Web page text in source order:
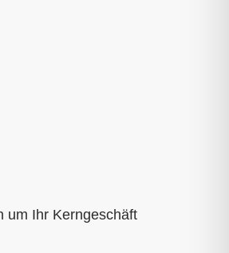
um Ihr Kerngeschäft